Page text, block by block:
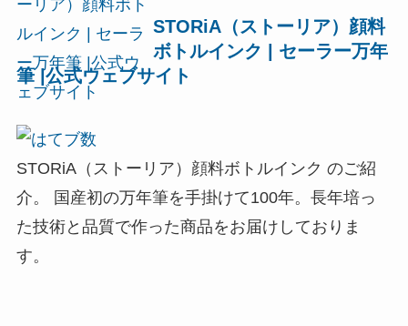
STORiA（ストーリア）顔料
ボトルインク | セーラー万年
筆 |公式ウェブサイト
STORiA（ストーリア）顔料ボトルインク のご紹
介。 国産初の万年筆を手掛けて100年。長年培っ
た技術と品質で作った商品をお届けしておりま
す。